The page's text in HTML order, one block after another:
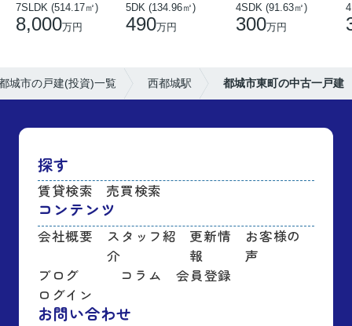
7SLDK (514.17㎡)
8,000万円
5DK (134.96㎡)
490万円
4SDK (91.63㎡)
300万円
城市の戸建(投資)一覧 西都城駅 都城市東町の中古一戸建
探す
賃貸検索 売買検索
コンテンツ
会社概要
スタッフ紹
介
更新情
報
お客様の
声
ブログ
コラム
会員登録
ログイン
お問い合わせ